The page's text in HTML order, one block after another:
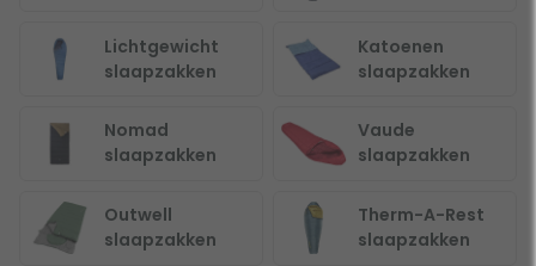
Lichtgewicht
slaapzakken
Katoenen
slaapzakken
Nomad
slaapzakken
Vaude
slaapzakken
Outwell
slaapzakken
Therm-A-Rest
slaapzakken